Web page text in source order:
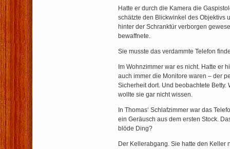
Hatte er durch die Kamera die
schätzte den Blickwinkel des Objektivs
hinter der Schranktür verborgen
bewaffnete.
Sie musste das verdammte Telefon
Im Wohnzimmer war es nicht. Hatte er
auch immer die Monitore waren – der
Sicherheit dort. Und beobachtete Betty.
wollte sie gar nicht wissen.
In Thomas‘ Schlafzimmer war das
ein Geräusch aus dem ersten Stock.
blöde Ding?
Der Kellerabgang. Sie hatte den Keller